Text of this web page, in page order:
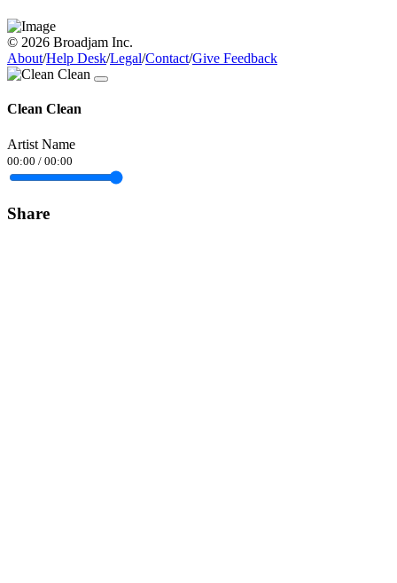
© 2026 Broadjam Inc.
About/Help Desk/Legal/Contact/Give Feedback
Clean Clean
Artist Name
00:00 / 00:00
Share